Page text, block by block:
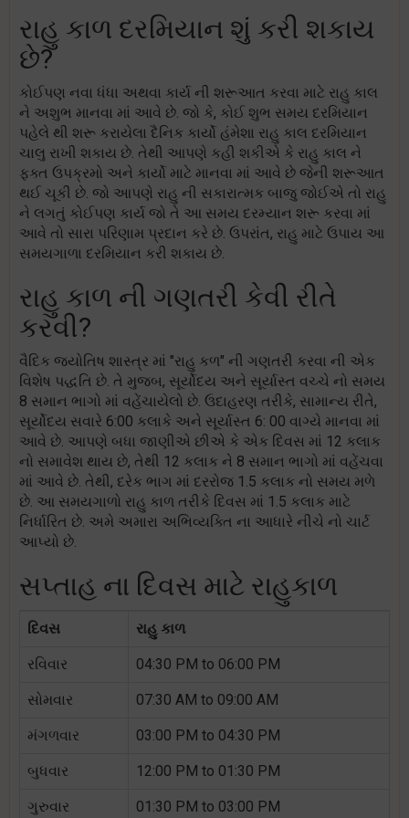
રાહુ કાળ દરમિયાન શું કરી શકાય
છે?
કોઈપણ નવા ધંધા અથવા કાર્ય ની શરૂઆત કરવા માટે રાહુ કાલ
ને અશુભ માનવા માં આવે છે. જો કે, કોઈ શુભ સમય દરમિયાન
પહેલે થી શરૂ કરાયેલા દૈનિક કાર્યો હંમેશા રાહુ કાલ દરમિયાન
ચાલુ રાખી શકાય છે. તેથી આપણે કહી શકીએ કે રાહુ કાલ ને
ફક્ત ઉપક્રમો અને કાર્યો માટે માનવા માં આવે છે જેની શરૂઆત
થઈ ચૂકી છે. જો આપણે રાહુ ની સકારાત્મક બાજુ જોઈએ તો રાહુ
ને લગતું કોઈપણ કાર્ય જો તે આ સમય દરમ્યાન શરૂ કરવા માં
આવે તો સારા પરિણામ પ્રદાન કરે છે. ઉપરાંત, રાહુ માટે ઉપાય આ
સમયગાળા દરમિયાન કરી શકાય છે.
રાહુ કાળ ની ગણતરી કેવી રીતે
કરવી?
વૈદિક જ્યોતિષ શાસ્ત્ર માં "રાહુ કળ" ની ગણતરી કરવા ની એક
વિશેષ પદ્ધતિ છે. તે મુજબ, સૂર્યોદય અને સૂર્યાસ્ત વચ્ચે નો સમય
8 સમાન ભાગો માં વહેંચાયેલો છે. ઉદાહરણ તરીકે, સામાન્ય રીતે,
સૂર્યોદય સવારે 6:00 કલાકે અને સૂર્યાસ્ત 6: 00 વાગ્યે માનવા માં
આવે છે. આપણે બધા જાણીએ છીએ કે એક દિવસ માં 12 કલાક
નો સમાવેશ થાય છે, તેથી 12 કલાક ને 8 સમાન ભાગો માં વહેંચવા
માં આવે છે. તેથી, દરેક ભાગ માં દરરોજ 1.5 કલાક નો સમય મળે
છે. આ સમયગાળો રાહુ કાળ તરીકે દિવસ માં 1.5 કલાક માટે
નિર્ધારિત છે. અમે અમારા અભિવ્યક્તિ ના આધારે નીચે નો ચાર્ટ
આપ્યો છે.
સપ્તાહ ના દિવસ માટે રાહુકાળ
દિવસ રાહુ કાળ
રવિવાર 04:30 PM to 06:00 PM
સોમવાર 07:30 AM to 09:00 AM
મંગળવાર 03:00 PM to 04:30 PM
બુધવાર 12:00 PM to 01:30 PM
ગુરુવાર 01:30 PM to 03:00 PM